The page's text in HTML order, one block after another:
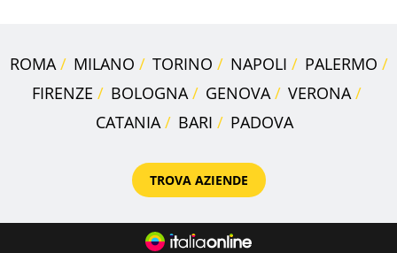
ROMA MILANO TORINO NAPOLI
PALERMO
FIRENZE
BOLOGNA GENOVA
VERONA
CATANIA
BARI PADOVA
TROVA AZIENDE